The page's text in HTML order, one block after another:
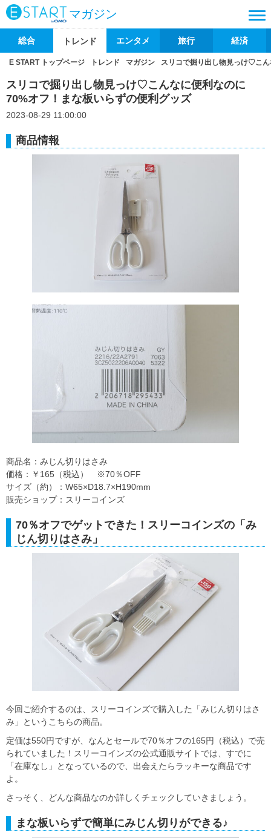
マガジン
総合 トレンド エンタメ 旅行 経済
E START トップページ トレンド マガジン スリコで掘り出し物見っけ♡こ
スリコで掘り出し物見っけ♡こんなに便利なのに
70%オフ！まな板いらずの便利グッズ
2023-08-29 11:00:00
商品情報
商品名：みじん切りはさみ
価格：￥165（税込） ※70％OFF
サイズ（約）：W65×D18.7×H190mm
販売ショップ：スリーコインズ
70％オフでゲットできた！スリーコインズの「み
じん切りはさみ」
今回ご紹介するのは、スリーコインズで購入した「みじん切りはさ
み」というこちらの商品。
定価は550円ですが、なんとセールで70％オフの165円（税込）で売
られていました！スリーコインズの公式通販サイトでは、すでに
「在庫なし」となっているので、出会えたらラッキーな商品です
よ。
さっそく、どんな商品なのか詳しくチェックしていきましょう。
まな板いらずで簡単にみじん切りができる♪